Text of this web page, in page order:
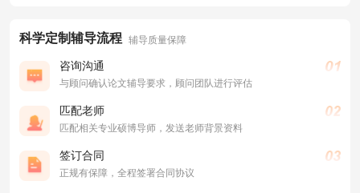
科学定制辅导流程 辅导质量保障
咨询沟通
与顾问确认论文辅导要求，顾问团队进行评估
匹配老师
匹配相关专业硕博导师，发送老师背景资料
签订合同
正规有保障，全程签署合同协议